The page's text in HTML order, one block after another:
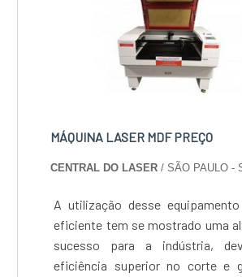
MÁQUINA LASER MDF PREÇO
CENTRAL DO LASER / SÃO PAULO -
A utilização desse
eficiente tem se mostrado uma
sucesso para a indústria,
eficiência superior no corte e